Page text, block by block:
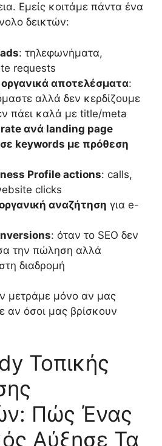
Εμείς κοιτάμε πάντα ένα
δεικτών:
: τηλεφωνήματα,
requests
αποτελέσματα:
αλλά δεν κερδίζουμε
πάει καλά με title/meta
ανά landing page
keywords με πρόθεση
Profile actions: calls,
clicks
αναζήτηση για e-
: όταν το SEO δεν
την πώληση αλλά
διαδρομή
μετράμε μόνο αν μας
αν όσοι μας βρίσκουν
Τοπικής
Πώς Ένας
Αύξησε Τα